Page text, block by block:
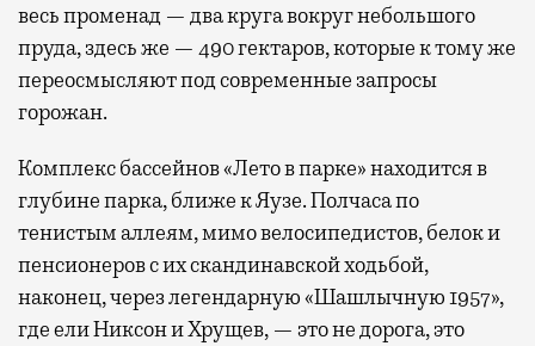
весь променад — два круга вокруг небольшого
пруда, здесь же — 490 гектаров, которые к тому же
переосмысляют под современные запросы
горожан.
Комплекс бассейнов «Лето в парке» находится в
глубине парка, ближе к Яузе. Полчаса по
тенистым аллеям, мимо велосипедистов, белок и
пенсионеров с их скандинавской ходьбой,
наконец, через легендарную «Шашлычную 1957»,
где ели Никсон и Хрущев, — это не дорога, это